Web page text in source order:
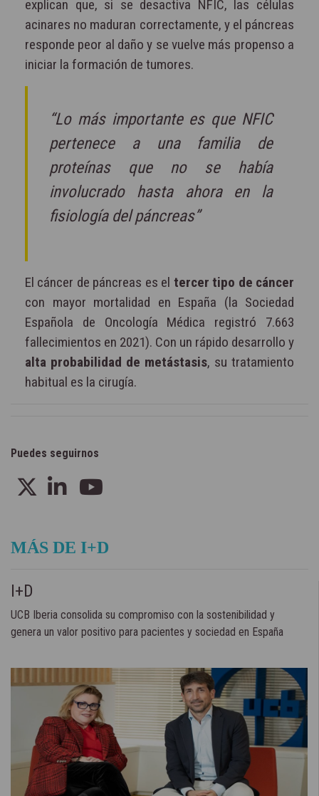
explican que, si se desactiva NFIC, las células
acinares no maduran correctamente, y el páncreas
responde peor al daño y se vuelve más propenso a
iniciar la formación de tumores.
“Lo más importante es que NFIC
pertenece a una familia de
proteínas que no se había
involucrado hasta ahora en la
fisiología del páncreas”
El cáncer de páncreas es el tercer tipo de cáncer
con mayor mortalidad en España (la Sociedad
Española de Oncología Médica registró 7.663
fallecimientos en 2021). Con un rápido desarrollo y
alta probabilidad de metástasis, su tratamiento
habitual es la cirugía.
Puedes seguirnos
MÁS DE I+D
I+D
UCB Iberia consolida su compromiso con la sostenibilidad y
genera un valor positivo para pacientes y sociedad en España